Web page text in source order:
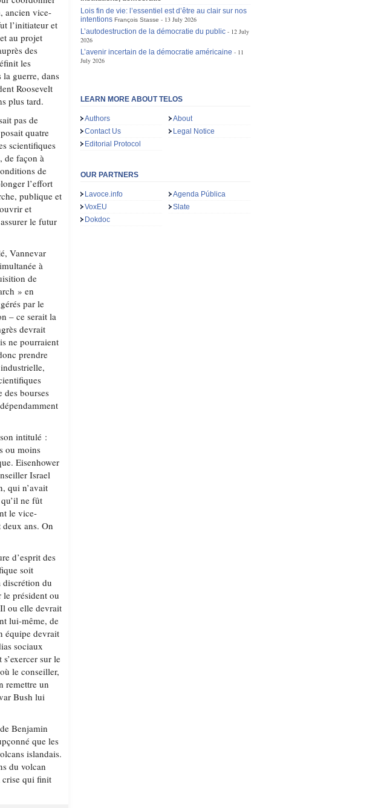
ancien vice-
l’initiateur et
au projet
des
les
guerre, dans
Roosevelt
plus tard.
pas de
quatre
scientifiques
de façon à
de
l’effort
publique et
et
le futur
Vannevar
à
de
» en
par le
– ce serait la
devrait
ne pourraient
prendre
des bourses
intitulé :
ou moins
Eisenhower
Israel
qui n’avait
ne fût
le vice-
ans. On
d’esprit des
soit
discrétion du
président ou
Il ou elle devrait
lui-même, de
équipe devrait
sociaux
sur le
le conseiller,
remettre un
Bush lui
Benjamin
que les
islandais.
du volcan
crise qui finit
Lois fin de vie: l’essentiel est d’être au clair sur nos
intentions François Stasse
13 July 2026
L’autodestruction de la démocratie du public
12 July
2026
L’avenir incertain de la démocratie américaine
11
July 2026
LEARN MORE ABOUT TELOS
Authors
About
Contact Us
Legal Notice
Editorial Protocol
OUR PARTNERS
Lavoce.info
Agenda Pública
VoxEU
Slate
Dokdoc